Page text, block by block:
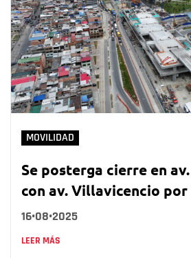
MOVILIDAD
Se posterga cierre en
con av. Villavicencio
16•08•2025
LEER MÁS